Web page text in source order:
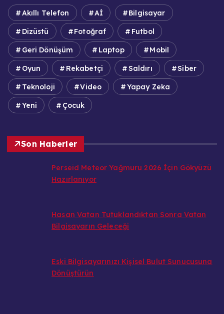
Akıllı Telefon Aİ Bilgisayar
Dizüstü Fotoğraf Futbol
Geri Dönüşüm Laptop Mobil
Oyun Rekabetçi Saldırı Siber
Teknoloji Video Yapay Zeka
Yeni Çocuk
Son Haberler
Perseid Meteor Yağmuru 2026 İçin Gökyüzü
Hazırlanıyor
Hasan Vatan Tutuklandıktan Sonra Vatan
Bilgisayarın Geleceği
Eski Bilgisayarınızı Kişisel Bulut Sunucusuna
Dönüştürün